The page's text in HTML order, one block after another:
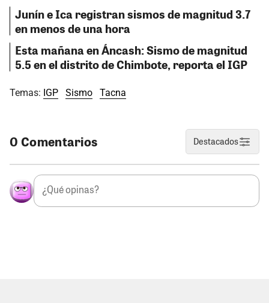
Junín e Ica registran sismos de magnitud 3.7
en menos de una hora
Esta mañana en Áncash: Sismo de magnitud
5.5 en el distrito de Chimbote, reporta el IGP
Temas: IGP Sismo Tacna
0 Comentarios Destacados